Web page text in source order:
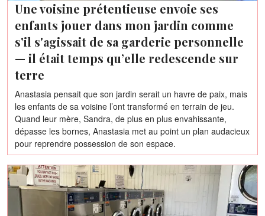
Une voisine prétentieuse envoie ses
enfants jouer dans mon jardin comme
s'il s'agissait de sa garderie personnelle
— il était temps qu’elle redescende sur
terre
Anastasia pensait que son jardin serait un havre de paix, mais
les enfants de sa voisine l’ont transformé en terrain de jeu.
Quand leur mère, Sandra, de plus en plus envahissante,
dépasse les bornes, Anastasia met au point un plan audacieux
pour reprendre possession de son espace.